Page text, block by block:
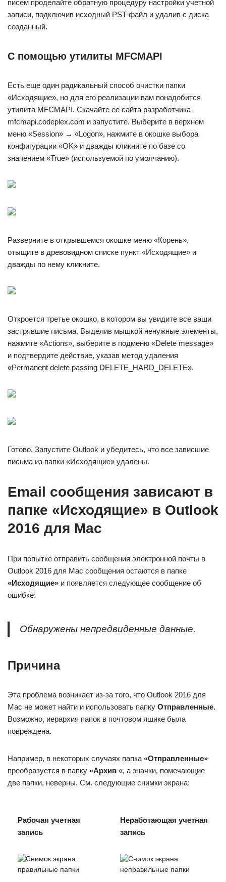
писем проделайте обратную процедуру настройки учетной
записи, подключив исходный PST-файл и удалив с диска
созданный.
С помощью утилиты MFCMAPI
Есть еще один радикальный способ очистки папки
«Исходящие», но для его реализации вам понадобится
утилита MFCMAPI. Скачайте ее сайта разработчика
mfcmapi.codeplex.com и запустите. Выберите в верхнем
меню «Session» → «Logon», нажмите в окошке выбора
конфигурации «OK» и дважды кликните по базе со
значением «True» (используемой по умолчанию).
Разверните в открывшемся окошке меню «Корень»,
отыщите в древовидном списке пункт «Исходящие» и
дважды по нему кликните.
Откроется третье окошко, в котором вы увидите все ваши
застрявшие письма. Выделив мышкой ненужные элементы,
нажмите «Actions», выберите в подменю «Delete message»
и подтвердите действие, указав метод удаления
«Permanent delete passing DELETE_HARD_DELETE».
Готово. Запустите Outlook и убедитесь, что все зависшие
письма из папки «Исходящие» удалены.
Email сообщения зависают в
папке «Исходящие» в Outlook
2016 для Mac
При попытке отправить сообщения электронной почты в
Outlook 2016 для Mac сообщения остаются в папке
«Исходящие» и появляется следующее сообщение об
ошибке:
Обнаружены непредвиденные данные.
Причина
Эта проблема возникает из-за того, что Outlook 2016 для
Mac не может найти и использовать папку Отправленные.
Возможно, иерархия папок в почтовом ящике была
повреждена.
Например, в некоторых случаях папка «Отправленные»
преобразуется в папку «Архив «, а значки, помечающие
две папки, неверны. См. следующие снимки экрана:
Рабочая учетная
запись
Неработающая учетная
запись